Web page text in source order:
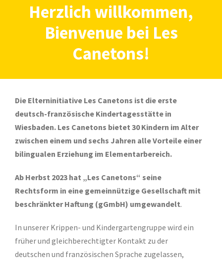
Herzlich willkommen,
Bienvenue bei Les
Canetons!
Die Elterninitiative Les Canetons ist die erste
deutsch-französische Kindertagesstätte in
Wiesbaden. Les Canetons bietet 30 Kindern im Alter
zwischen einem und sechs Jahren alle Vorteile einer
bilingualen Erziehung im Elementarbereich.
Ab Herbst 2023 hat „Les Canetons“ seine
Rechtsform in eine gemeinnützige Gesellschaft mit
beschränkter Haftung (gGmbH) umgewandelt.
In unserer Krippen- und Kindergartengruppe wird ein
früher und gleichberechtigter Kontakt zu der
deutschen und französischen Sprache zugelassen,